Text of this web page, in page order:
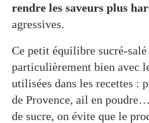
rendre les saveurs plus
agressives.
Ce petit équilibre sucré-salé
particulièrement bien avec
utilisées dans les recettes :
de Provence, ail en
de sucre, on évite que le